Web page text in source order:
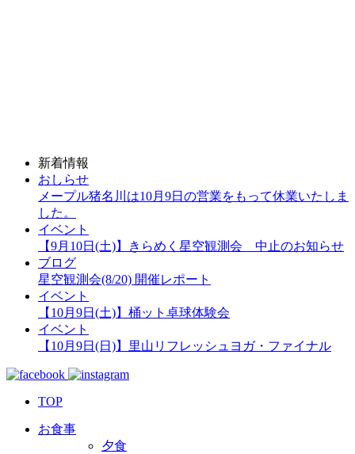
新着情報
おしらせ
メープル猪名川は10月9日の営業をもって休業いたしま
した。
イベント
【9月10日(土)】きらめく星空観測会 中止のお知らせ
ブログ
星空観測会(8/20) 開催レポート
イベント
【10月9日(土)】桶ット卓球体験会
イベント
【10月9日(日)】里山リフレッシュヨガ・ファイナル
TOP
お食事
夕食